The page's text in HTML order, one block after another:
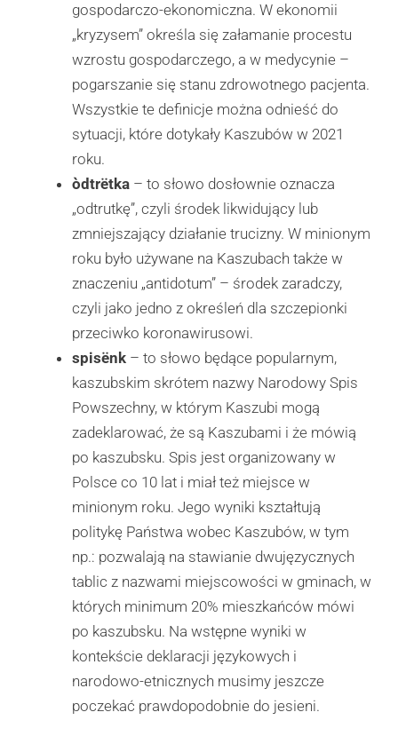
gospodarczo-ekonomiczna. W ekonomii
„kryzysem” określa się załamanie procestu
wzrostu gospodarczego, a w medycynie –
pogarszanie się stanu zdrowotnego pacjenta.
Wszystkie te definicje można odnieść do
sytuacji, które dotykały Kaszubów w 2021
roku.
òdtrëtka – to słowo dosłownie oznacza
„odtrutkę”, czyli środek likwidujący lub
zmniejszający działanie trucizny. W minionym
roku było używane na Kaszubach także w
znaczeniu „antidotum” – środek zaradczy,
czyli jako jedno z określeń dla szczepionki
przeciwko koronawirusowi.
spisënk – to słowo będące popularnym,
kaszubskim skrótem nazwy Narodowy Spis
Powszechny, w którym Kaszubi mogą
zadeklarować, że są Kaszubami i że mówią
po kaszubsku. Spis jest organizowany w
Polsce co 10 lat i miał też miejsce w
minionym roku. Jego wyniki kształtują
politykę Państwa wobec Kaszubów, w tym
np.: pozwalają na stawianie dwujęzycznych
tablic z nazwami miejscowości w gminach, w
których minimum 20% mieszkańców mówi
po kaszubsku. Na wstępne wyniki w
kontekście deklaracji językowych i
narodowo-etnicznych musimy jeszcze
poczekać prawdopodobnie do jesieni.